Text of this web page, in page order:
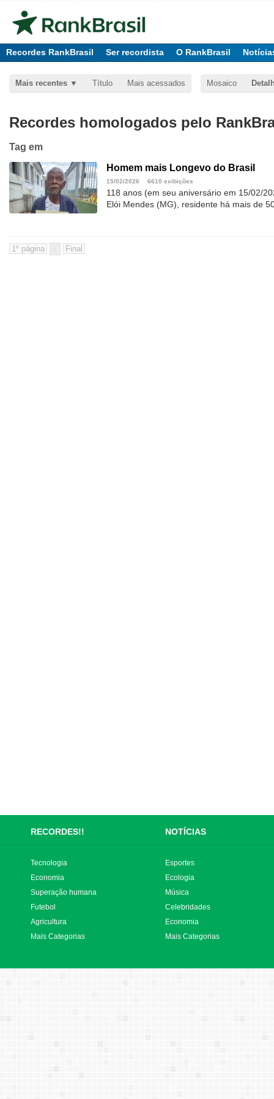
Recordes RankBrasil Ser recordista O RankBrasil
Mais recentes Título Mais acessados Mosaico
Recordes homologados pelo
Tag em
Homem mais Longevo do Brasil
15/02/2026 6610 exibições
118 anos (em seu aniversário em 15/02/
Elói Mendes (MG), residente há mais de
RECORDES!! NOTÍCIAS
Tecnologia
Economia
Superação humana
Futebol
Agricultura
Mais Categorias
Esportes
Ecologia
Música
Celebridades
Economia
Mais Categorias